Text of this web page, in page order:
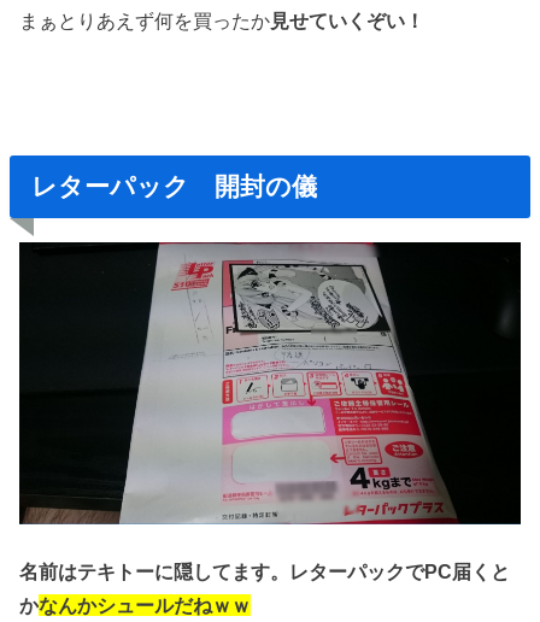
まぁとりあえず何を買ったか見せていくぞい！
レターパック 開封の儀
名前はテキトーに隠してます。 レターパックでPC届くと
かなんかシュールだねｗｗ